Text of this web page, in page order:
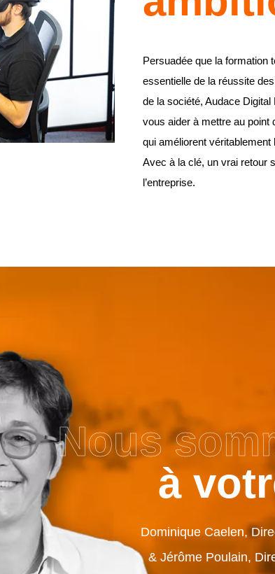
Persuadée que la formation
essentielle de la réussite
de la société, Audace
vous aider à mettre au point
qui améliorent véritablement
Avec à la clé, un vrai retour
l’entreprise.
Nous
à
Dominique Caelen,
& Jérôme Poulain,